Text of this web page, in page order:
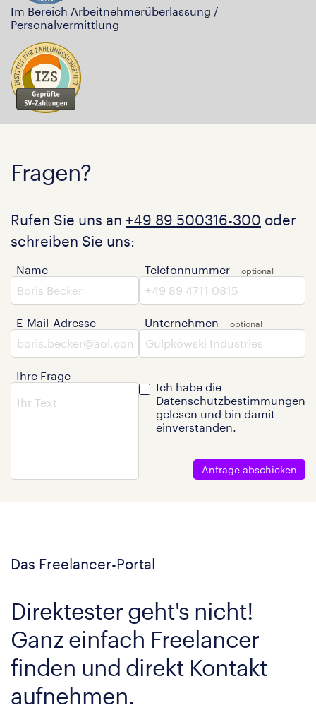
Im Bereich Arbeitnehmerüberlassung /
Personalvermittlung
Fragen?
Rufen Sie uns an +49 89 500316-300 oder
schreiben Sie uns:
Name
E-Mail-Adresse
Ihre Frage
Telefonnummer
Unternehmen
Ich habe die
Datenschutzbestimmungen
gelesen und bin damit
einverstanden.
Anfrage abschicken
Das Freelancer-Portal
Direktester geht's nicht!
Ganz einfach Freelancer
finden und direkt Kontakt
aufnehmen.